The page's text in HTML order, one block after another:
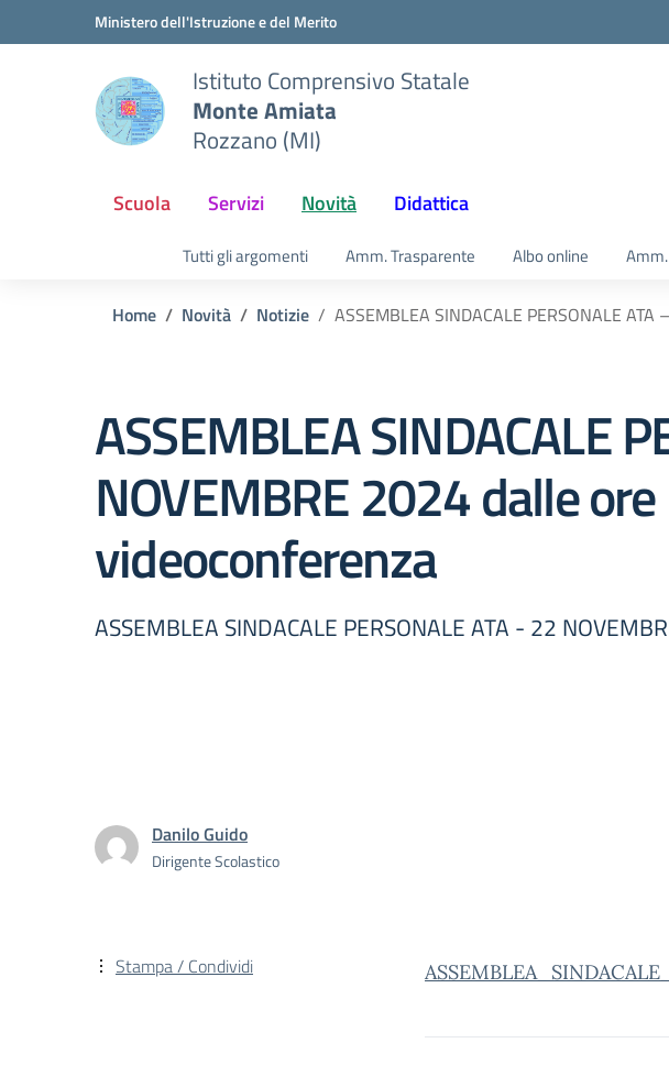
Vai ai contenuti
Vai al menu di navigazioneMinistero dell'Istruzione e del Merito
Istituto Comprensivo Statale
Monte Amiata
Rozzano (MI)
Scuola Servizi Novità Didattica
Tutti gli argomenti Amm. Trasparente Albo online
Home Novità Notizie ASSEMBLEA SINDACALE PERSONALE
ASSEMBLEA SINDACALE
NOVEMBRE 2024 dalle
videoconferenza
ASSEMBLEA SINDACALE PERSONALE ATA - 22
Danilo Guido
Dirigente Scolastico
Stampa / Condividi